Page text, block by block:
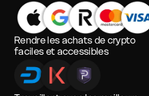
Rendre les achats de crypto
faciles et accessibles